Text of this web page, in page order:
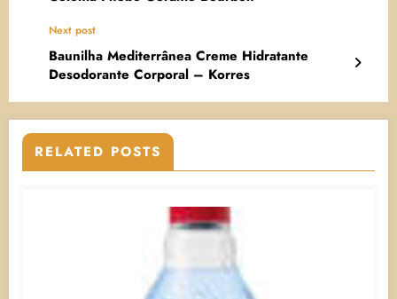
Next post
Baunilha Mediterrânea Creme Hidratante
Desodorante Corporal – Korres
RELATED POSTS